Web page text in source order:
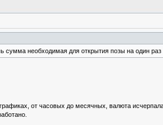
сумма необходимая для открытия позы на один раз
от часовых до месячных, валюта